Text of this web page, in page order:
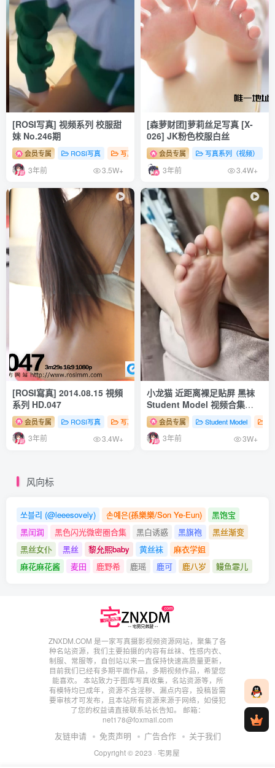
仙儿 [21P-224MB]
面饼仙儿 NO.070 黑旗袍 [10P-131MB]
面饼仙儿 NO.069 浴缸泡泡 [41P-426MB]
面饼仙儿 NO.068 粉黛草JK [19P-385MB]
面饼仙儿 NO.067 左轮女仆 [15P-124MB]
面饼仙儿 NO.066 假过膝 [9P-106MB]
面饼仙儿 NO.065 纯腿福利 [43P-586MB]
面饼仙儿 NO.064 樱岛麻衣兔女郎 [16P-231MB]
面饼仙儿 NO.063 王昭君 [9P-13MB]
面饼仙儿 NO.062 艾蕾三破 [10P-116MB]
面饼仙儿 NO.061 伊莉亚 [14P-138MB]
面饼仙儿 NO.060 鲟睡衣 [17P-197MB]
面饼仙儿 NO.059 夕暮 [16P-208MB]
面饼仙儿 NO.058 网袜蕾姆 [27P-328MB]
面饼仙儿 NO.057 死库水面饼 [22P-239MB]
面饼仙儿 NO.056 斯卡哈女仆 [20P-181MB]
面饼仙儿 NO.055 十六夜颂歌 [12P-126MB]
面饼仙儿 NO.054 欧根花嫁 [22P-217MB]
面饼仙儿 NO.053 面饼兔耳jk [17P-170MB]
面饼仙儿 NO.052 雷姆旗袍 [23P-379MB]
面饼仙儿 NO.051 混搭内衣面饼 [17P-176MB]
面饼仙儿 NO.050 黑纱私房 [18P-217MB]
面饼仙儿 NO.049 大凤 [15P-174MB]
面饼仙儿 NO.048 UMP45 [26P-187MB]
面饼仙儿 NO.045 白色牛仔裙 [11P-101MB]
面饼仙儿 NO.044 花嫁蕾姆 [28P-186MB]
面饼仙儿 NO.043 JK秀 [16P-316MB]
面饼仙儿 NO.042 黑丝OL [26P-347MB]
面饼仙儿 NO.041 小圆芭蕾 [12P-95MB]
面饼仙儿 NO.038 阿凡达私房 [11P-151MB]
面饼仙儿 NO.037 玉藻前日常 [16P-236MB]
面饼仙儿 NO.036 猫耳耳机 [17P-107MB]
面饼仙儿 NO.035 黑色露背私房 [17P-256MB]
面饼仙儿 NO.034 血小板lolita [13P-107MB]
面饼仙儿 NO.033 可爱女友 [40P-394MB]
面饼仙儿 NO.032 涂山苏苏 [14P-176MB]
[ROSI写真] 视频系列 校服甜
妹 No.246期
会员专属 ROSI写真 写真系列（视频） # 性感 # 足控 # 少女
3年前 3.5W+
[森萝财团]萝莉丝足写真 [X-
026] JK粉色校服白丝
会员专属 写真系列（视频）
3年前 3.4W+
[ROSI寫真] 2014.08.15 視頻
系列 HD.047
会员专属 ROSI写真 写真系列（视频） # 性感 # 足控 # 丝袜
3年前 3.4W+
小龙猫 近距离裸足贴屏 黑袜
Student Model 视频合集
NO.12会员专属 Student Model
3年前 3W+
风向标
쏘블리 (@leeesovely) 손예은(孫樂樂/Son Ye-Eun)
黑饱宝
黑闰润
黑色闪光微密圈合集 黑白诱惑 黑旗袍
黑丝渐变
黑丝女仆
黑丝 黎允熙baby 黄丝袜
麻衣学姐
麻花麻花酱
麦田 鹿野希 鹿瑶 鹿可 鹿八岁 鳗鱼霏儿
ZNXDM.COM 是一家写真摄影视频资源网站，聚集了各
种名站资源，我们主要拍摄的内容有丝袜、性感内衣、
制服、常服等，自创站以来一直保持快速高质量更新，
目前我们已经有多期平面作品，多期视频作品，希望您
能喜欢。 本站致力于图库写真收集，名站资源等，所
有模特均已成年，资源不含淫秽、漏点内容，投稿皆需
要审核才可发布，且本站所有资源来源于网络，如侵犯
了您的权益请直接联系站长告知。 邮箱：
net178@foxmail.com
友链申请 免责声明 广告合作 关于我们
Copyright © 2023 · 宅男屋